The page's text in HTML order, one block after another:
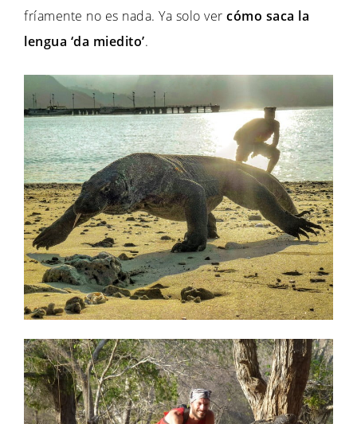
fríamente no es nada. Ya solo ver cómo saca la
lengua ‘da miedito’.